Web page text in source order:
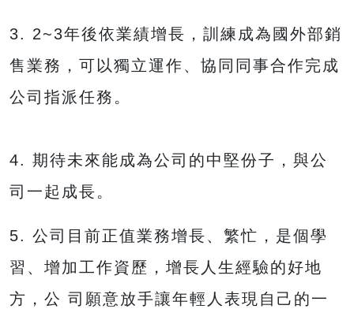
3. 2~3年後依業績增長，訓練成為國外部銷
售業務，可以獨立運作、協同同事合作完成
公司指派任務。
4. 期待未來能成為公司的中堅份子，與公
司一起成長。
5. 公司目前正值業務增長、繁忙，是個學
習、增加工作資歷，增長人生經驗的好地
方，公 司願意放手讓年輕人表現自己的一